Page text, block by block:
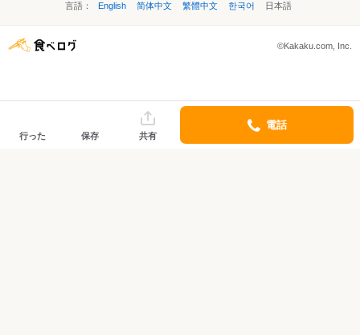
言語： English 简体中文 繁體中文 한국어 日本語
©Kakaku.com, Inc.
行った 保存 共有
電話